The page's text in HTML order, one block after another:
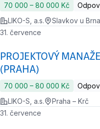
70 000 ‍–‍ 80 000 Kč
LIKO-S, a.s.
Slavkov u Brna
PROJEKTOVÝ
(PRAHA)
31. července
70 000 ‍–‍ 80 000 Kč
LIKO-S, a.s.
Praha – Krč
31. července